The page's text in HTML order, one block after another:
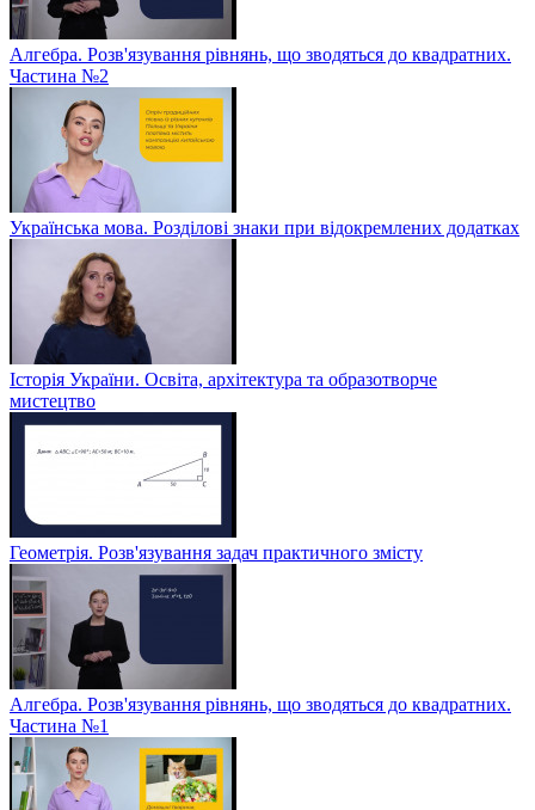
Алгебра. Розв'язування рівнянь, що зводяться до квадратних.
Частина №2
Українська мова. Розділові знаки при відокремлених додатках
Історія України. Освіта, архітектура та образотворче
мистецтво
Геометрія. Розв'язування задач практичного змісту
Алгебра. Розв'язування рівнянь, що зводяться до квадратних.
Частина №1